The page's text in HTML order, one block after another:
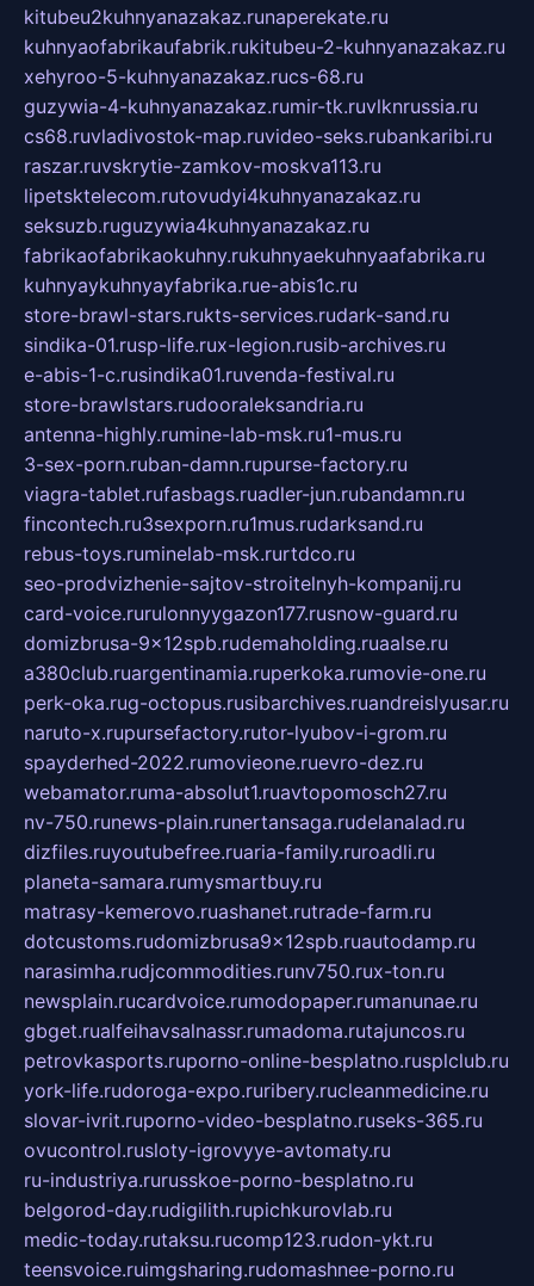
kitubeu2kuhnyanazakaz.runaperekate.ru
kuhnyaofabrikaufabrik.rukitubeu-2-kuhnyanazakaz.ru
xehyroo-5-kuhnyanazakaz.rucs-68.ru
guzywia-4-kuhnyanazakaz.rumir-tk.ruvlknrussia.ru
cs68.ruvladivostok-map.ruvideo-seks.rubankaribi.ru
raszar.ruvskrytie-zamkov-moskva113.ru
lipetsktelecom.rutovudyi4kuhnyanazakaz.ru
seksuzb.ruguzywia4kuhnyanazakaz.ru
fabrikaofabrikaokuhny.rukuhnyaekuhnyaafabrika.ru
kuhnyaykuhnyayfabrika.rue-abis1c.ru
store-brawl-stars.rukts-services.rudark-sand.ru
sindika-01.rusp-life.rux-legion.rusib-archives.ru
e-abis-1-c.rusindika01.ruvenda-festival.ru
store-brawlstars.rudooraleksandria.ru
antenna-highly.rumine-lab-msk.ru1-mus.ru
3-sex-porn.ruban-damn.rupurse-factory.ru
viagra-tablet.rufasbags.ruadler-jun.rubandamn.ru
fincontech.ru3sexporn.ru1mus.rudarksand.ru
rebus-toys.ruminelab-msk.rurtdco.ru
seo-prodvizhenie-sajtov-stroitelnyh-kompanij.ru
card-voice.rurulonnyygazon177.rusnow-guard.ru
domizbrusa-9x12spb.rudemaholding.ruaalse.ru
a380club.ruargentinamia.ruperkoka.rumovie-one.ru
perk-oka.rug-octopus.rusibarchives.ruandreislyusar.ru
naruto-x.rupursefactory.rutor-lyubov-i-grom.ru
spayderhed-2022.rumovieone.ruevro-dez.ru
webamator.ruma-absolut1.ruavtopomosch27.ru
nv-750.runews-plain.runertansaga.rudelanalad.ru
dizfiles.ruyoutubefree.ruaria-family.ruroadli.ru
planeta-samara.rumysmartbuy.ru
matrasy-kemerovo.ruashanet.rutrade-farm.ru
dotcustoms.rudomizbrusa9x12spb.ruautodamp.ru
narasimha.rudjcommodities.runv750.rux-ton.ru
newsplain.rucardvoice.rumodopaper.rumanunae.ru
gbget.rualfeihavsalnassr.rumadoma.rutajuncos.ru
petrovkasports.ruporno-online-besplatno.rusplclub.ru
york-life.rudoroga-expo.ruribery.rucleanmedicine.ru
slovar-ivrit.ruporno-video-besplatno.ruseks-365.ru
ovucontrol.rusloty-igrovyye-avtomaty.ru
ru-industriya.rurusskoe-porno-besplatno.ru
belgorod-day.rudigilith.rupichkurovlab.ru
medic-today.rutaksu.rucomp123.rudon-ykt.ru
teensvoice.ruimgsharing.rudomashnee-porno.ru